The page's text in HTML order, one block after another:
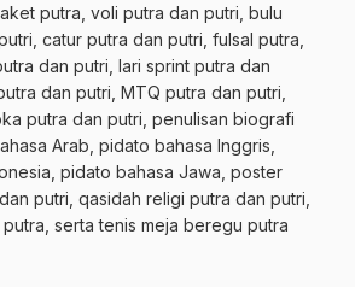
putra, voli putra dan putri, bulu
catur putra dan putri, fulsal putra,
dan putri, lari sprint putra dan
dan putri, MTQ putra dan putri,
putra dan putri, penulisan biografi
Arab, pidato bahasa Inggris,
pidato bahasa Jawa, poster
putri, qasidah religi putra dan putri,
serta tenis meja beregu putra